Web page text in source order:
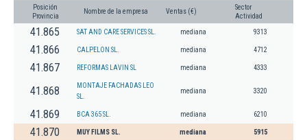
Posición
Provincia
Nombre de la empresa Ventas (€)
Sector
Actividad
41.865 SAT AND CARE SERVICES SL. mediana 9313
41.866 CALPELON SL. mediana 4712
41.867 REFORMAS LAVIN SL mediana 4333
41.868
MONTAJE FACHADAS LEO
SL.
mediana 3320
41.869 BCA 365 SL. mediana 6210
41.870 MUY FILMS SL. mediana 5915